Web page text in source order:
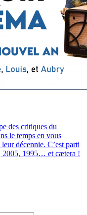
des critiques du
le temps en vous
décennie. C’est parti
2005, 1995… et cætera !